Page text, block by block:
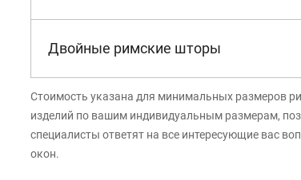
Двойные римские шторы
Стоимость указана для минимальных размеров
изделий по вашим индивидуальным размерам,
специалисты ответят на все интересующие вас
окон.